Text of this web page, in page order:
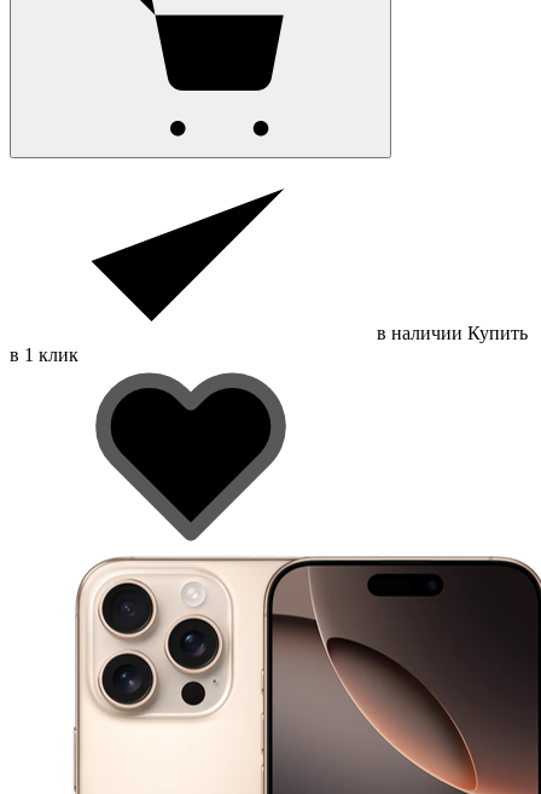
в наличии Купить
в 1 клик